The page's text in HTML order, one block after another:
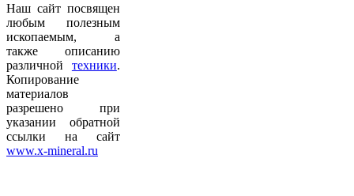
Наш сайт посвящен
любым полезным
ископаемым, а
также описанию
различной техники.
Копирование
материалов
разрешено при
указании обратной
ссылки на сайт
www.x-mineral.ru